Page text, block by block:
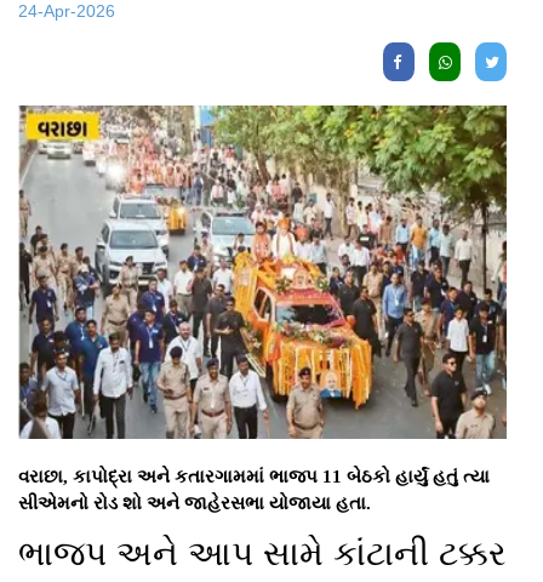
24-Apr-2026
વરાછા, કાપોદ્રા અને કતારગામમાં ભાજપ 11 બેઠકો હાર્યું હતું ત્યા
સીએમનો રોડ શો અને જાહેરસભા યોજાયા હતા.
ભાજપ અને આપ સામે કાંટાની ટક્કર